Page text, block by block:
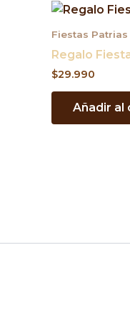
Fiestas Patrias
Regalo
$29.990
Añadir al